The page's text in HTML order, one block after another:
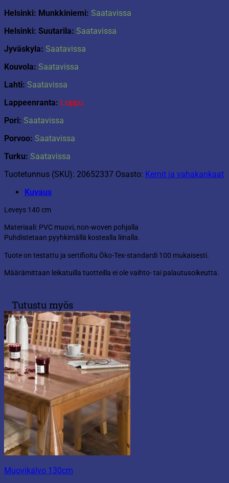
Helsinki: Munkkiniemi: Saatavissa
Helsinki: Suutarila: Saatavissa
Jyväskyla: Saatavissa
Kouvola: Saatavissa
Lahti: Saatavissa
Lappeenranta: Loppu
Pori: Saatavissa
Porvoo: Saatavissa
Turku: Saatavissa
Tuotetunnus (SKU): 20652337 Osasto: Kernit ja vahakankaat
Kuvaus
Leveys 140 cm
Materiaali: PVC muovi, non-woven pohjalla
Puhdistetaan pyyhkimällä kostealla liinalla.
Tuote on testattu ja sertifioitu Öko-Tex-standardi 100 mukaisesti.
Määrämittaan leikatuilla tuotteilla ei ole vaihto- tai palautusoikeutta.
Tutustu myös
Muovikalvo 130cm